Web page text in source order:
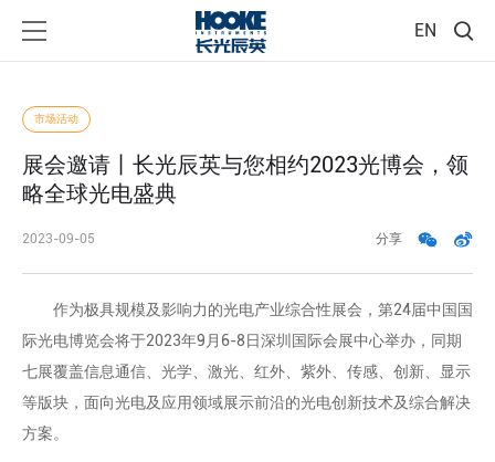
EN
市场活动
展会邀请丨长光辰英与您相约2023光博会，领
略全球光电盛典
2023-09-05 分享
作为极具规模及影响力的光电产业综合性展会，第24届中国国
际光电博览会将于2023年9月6-8日深圳国际会展中心举办，同期
七展覆盖信息通信、光学、激光、红外、紫外、传感、创新、显示
等版块，面向光电及应用领域展示前沿的光电创新技术及综合解决
方案。